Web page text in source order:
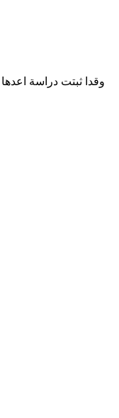
وقدا ثبتت دراسة